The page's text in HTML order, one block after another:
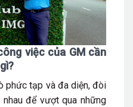
việc của GMcần
phức tạp và đa diện, đòi
để vượt qua những